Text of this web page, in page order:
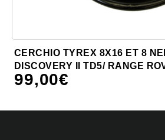
CERCHIO TYREX 8X16 ET 8
DISCOVERY II TD5/ RANGE
99,00€